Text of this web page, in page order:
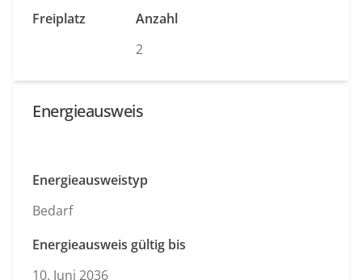
Freiplatz
Anzahl
2
Energieausweis
Energieausweistyp
Bedarf
Energieausweis gültig bis
10. Juni 2036